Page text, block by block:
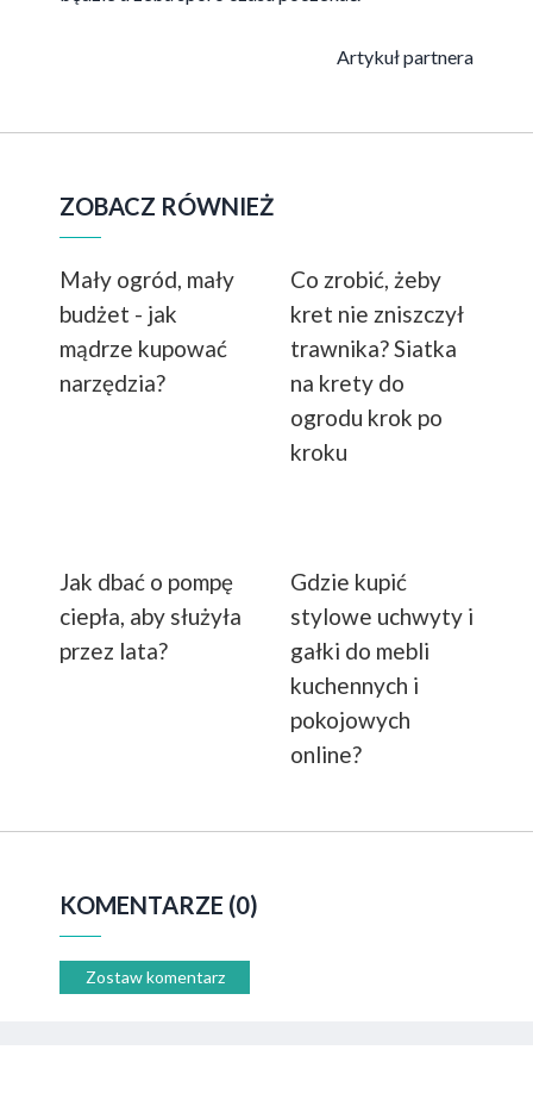
Artykuł partnera
ZOBACZ RÓWNIEŻ
Mały ogród, mały
budżet - jak
mądrze kupować
narzędzia?
Co zrobić, żeby
kret nie zniszczył
trawnika? Siatka
na krety do
ogrodu krok po
kroku
Jak dbać o pompę
ciepła, aby służyła
przez lata?
Gdzie kupić
stylowe uchwyty i
gałki do mebli
kuchennych i
pokojowych
online?
KOMENTARZE (0)
Zostaw komentarz